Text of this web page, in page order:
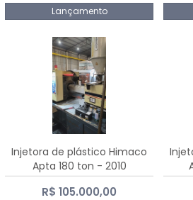
Lançamento
Injetora de plástico Himaco
Apta 180 ton - 2010
R$ 105.000,00